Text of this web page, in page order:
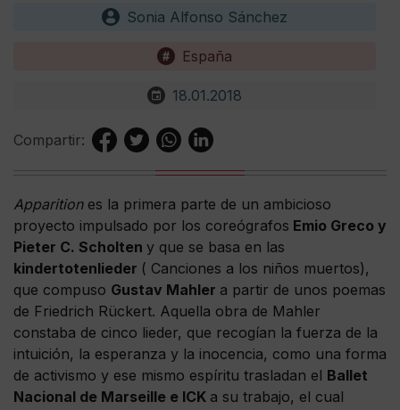
Sonia Alfonso Sánchez
España
18.01.2018
Compartir:
Apparitiones la primera parte de un ambicioso
proyecto impulsado por los coreógrafos Emio Greco y
Pieter C. Scholten y que se basa en las
kindertotenlieder ( Canciones a los niños muertos),
que compuso Gustav Mahler a partir de unos poemas
de Friedrich Rückert. Aquella obra de Mahler
constaba de cinco lieder, que recogían la fuerza de la
intuición, la esperanza y la inocencia, como una forma
de activismo y ese mismo espíritu trasladan el Ballet
Nacional de Marseille e ICK a su trabajo, el cual